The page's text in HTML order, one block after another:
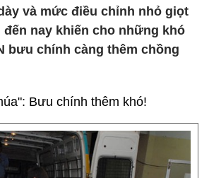
và mức điều chỉnh nhỏ giọt
nay khiến cho những khó
bưu chính càng thêm chồng
Bưu chính thêm khó!